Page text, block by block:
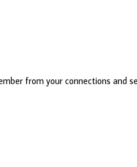
from your connections and